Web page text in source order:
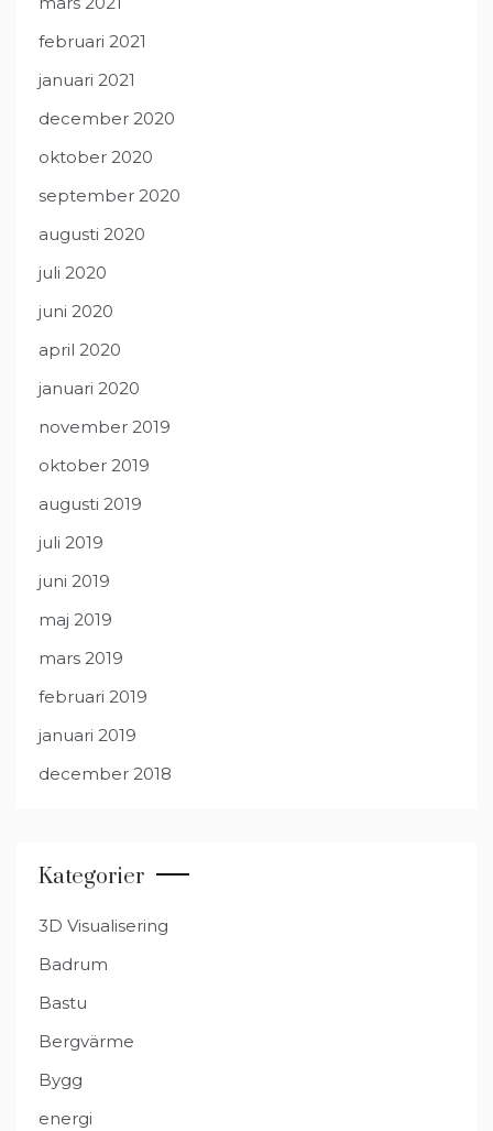
februari 2021
januari 2021
december 2020
oktober 2020
september 2020
augusti 2020
juli 2020
juni 2020
april 2020
januari 2020
november 2019
oktober 2019
augusti 2019
juli 2019
juni 2019
maj 2019
mars 2019
februari 2019
januari 2019
december 2018
Kategorier
3D Visualisering
Badrum
Bastu
Bergvärme
Bygg
energi